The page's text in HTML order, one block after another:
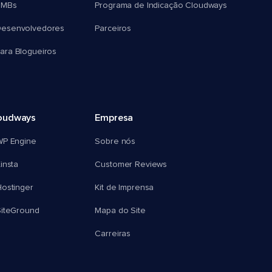
Blogueiros
Programa de Indicação Cloudways
Parceiros
Engine
Empresa
Sobre nós
Customer Reviews
Kit de Imprensa
Mapa do Site
Carreiras